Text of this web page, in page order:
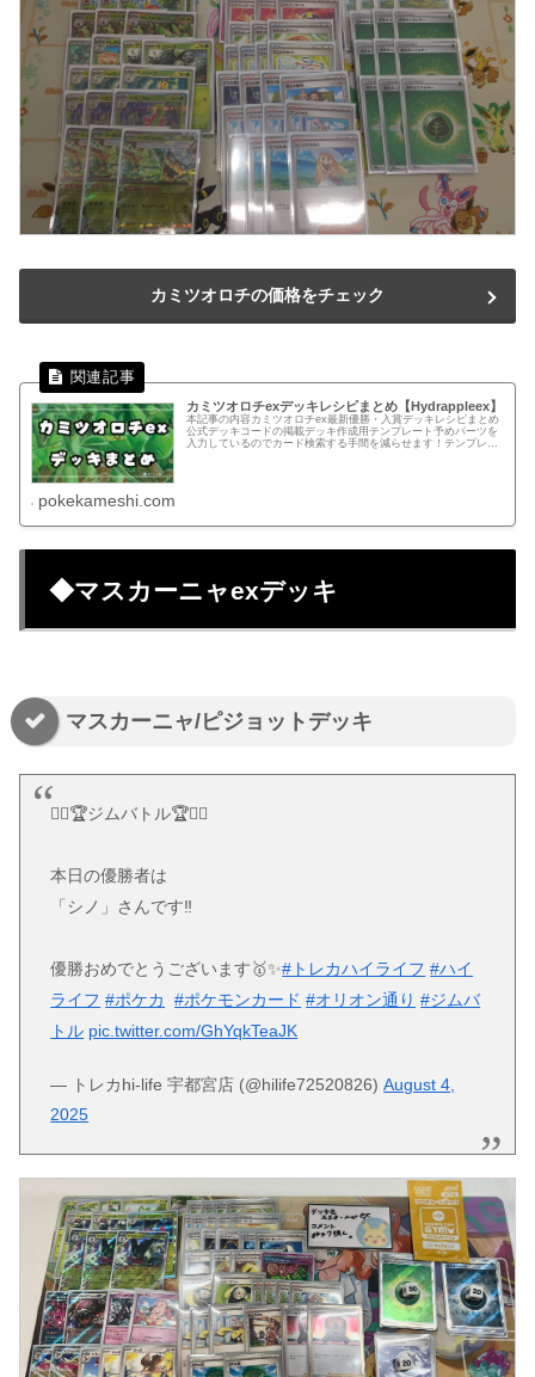
カミツオロチの価格をチェック
カミツオロチexデッキレシピまとめ【Hydrappleex】
本記事の内容カミツオロチex最新優勝・入賞デッキレシピまとめ
公式デッキコードの掲載デッキ作成用テンプレート予めパーツを
入力しているのでカード検索する手間を減らせます！テンプレー
pokekameshi.com
◆マスカーニャexデッキ
マスカーニャ/ピジョットデッキ
❤️‍🔥🏆ジムバトル🏆❤️‍🔥
本日の優勝者は
「シノ」さんです‼️
優勝おめでとうございます🥇✨️#トレカハイライフ #ハイ
ライフ #ポケカ #ポケモンカード #オリオン通り #ジムバ
トル pic.twitter.com/GhYqkTeaJK
— トレカhi-life 宇都宮店 (@hilife72520826)August 4,
2025